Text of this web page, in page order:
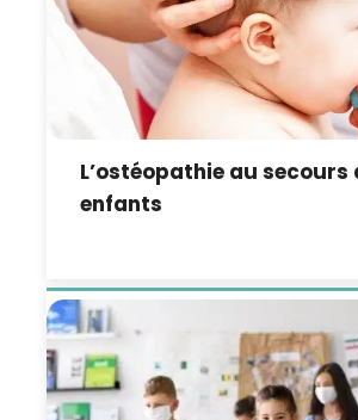
L’ostéopathie au secours
enfants